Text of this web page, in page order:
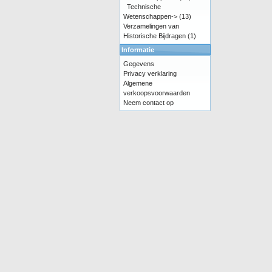
Technische
Wetenschappen-> (13)
Verzamelingen van
Historische Bijdragen (1)
Informatie
Gegevens
Privacy verklaring
Algemene
verkoopsvoorwaarden
Neem contact op